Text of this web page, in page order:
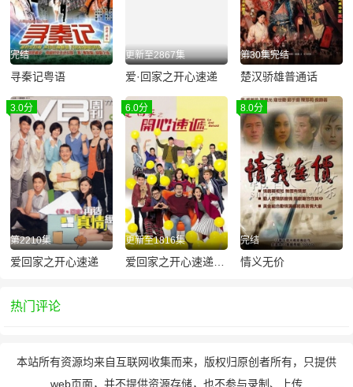
完结
寻秦记粤语
更新至2867集
爱·回家之开心速递
第30集完结
楚汉骄雄普通话
3.0分
第2210集
爱回家之开心速递
6.0分
更新至1816集
8.0分
完结
情义无价
热门评论
本站所有资源均来自互联网收集而来，版权归原创者所有，只提供
web页面，并不提供资源存储，也不参与录制、上传